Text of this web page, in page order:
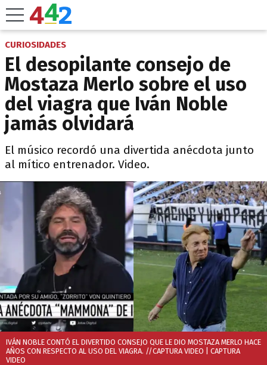
CURIOSIDADES
El desopilante consejo de
Mostaza Merlo sobre el uso
del viagra que Iván Noble
jamás olvidará
El músico recordó una divertida anécdota junto
al mítico entrenador. Video.
IVÁN NOBLE CONTÓ EL DIVERTIDO CONSEJO QUE LE DIO MOSTAZA MERLO HACE
AÑOS CON RESPECTO AL USO DEL VIAGRA. //CAPTURA VIDEO | CAPTURA
VIDEO